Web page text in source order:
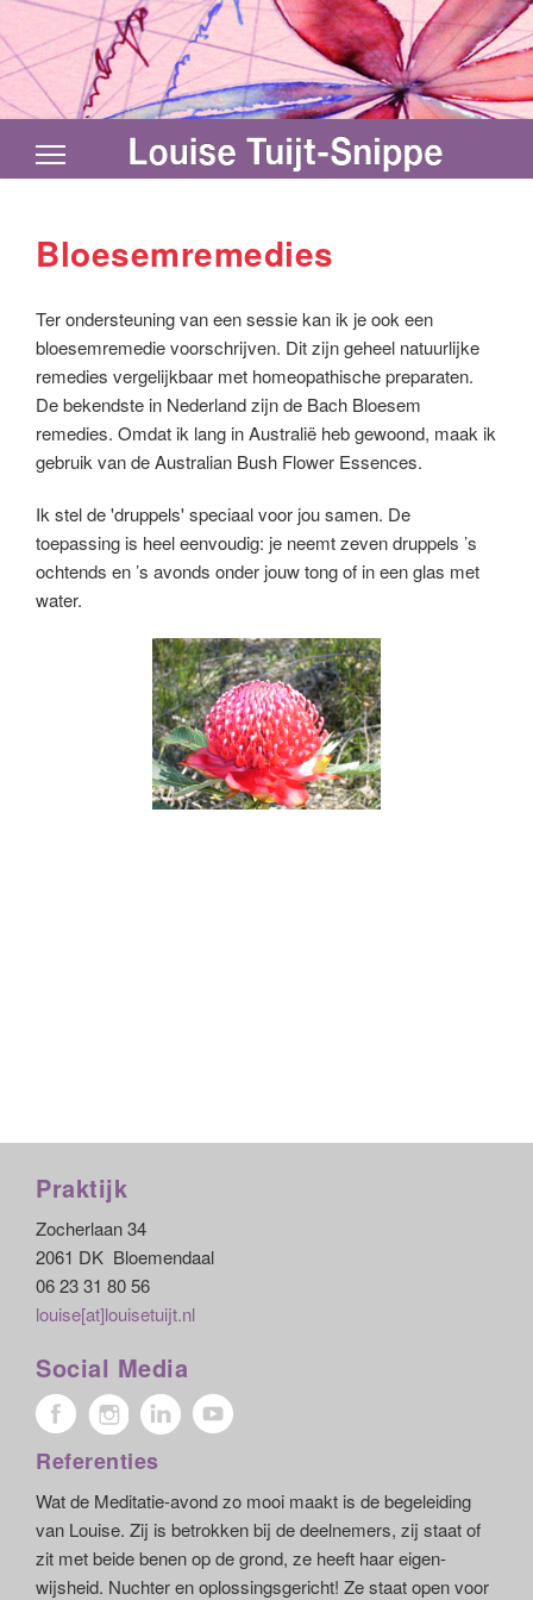
Bloesemremedies
Ter ondersteuning van een sessie kan ik je ook een
bloesemremedie voorschrijven. Dit zijn geheel natuurlijke
remedies vergelijkbaar met homeopathische preparaten.
De bekendste in Nederland zijn de Bach Bloesem
remedies. Omdat ik lang in Australië heb gewoond, maak ik
gebruik van de Australian Bush Flower Essences.
Ik stel de 'druppels' speciaal voor jou samen. De
toepassing is heel eenvoudig: je neemt zeven druppels ’s
ochtends en ’s avonds onder jouw tong of in een glas met
water.
Praktijk
Zocherlaan 34
2061 DK Bloemendaal
06 23 31 80 56
louise[at]louisetuijt.nl
Social Media
Referenties
Wat de Meditatie-avond zo mooi maakt is de begeleiding
van Louise. Zij is betrokken bij de deelnemers, zij staat of
zit met beide benen op de grond, ze heeft haar eigen-
wijsheid. Nuchter en oplossingsgericht! Ze staat open voor